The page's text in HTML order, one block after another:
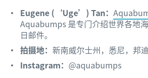
Eugene (‘Uge’) Tan：
Aquabumps 是专门介绍世界各地
日邮件。
拍摄地： 新南威尔士州，悉尼，邦迪
Instagram： @aquabumps